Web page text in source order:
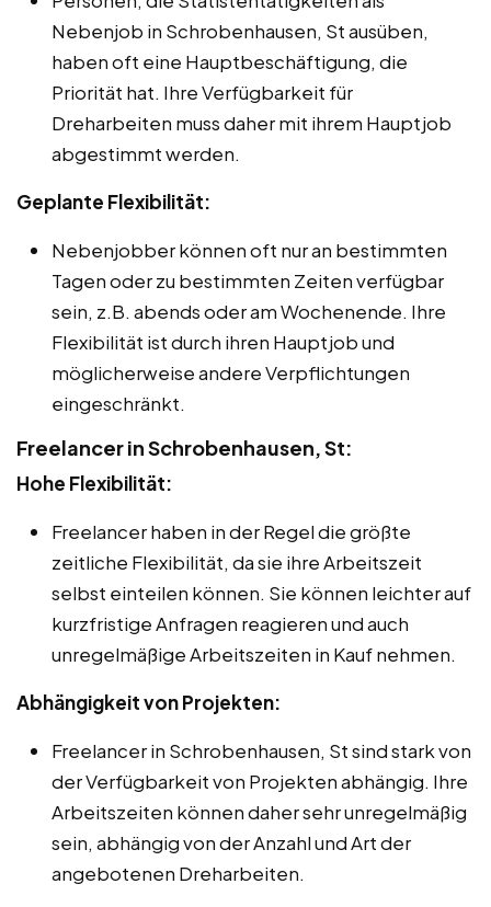
Nebenjob in Schrobenhausen, St ausüben,
haben oft eine Hauptbeschäftigung, die
Priorität hat. Ihre Verfügbarkeit für
Dreharbeiten muss daher mit ihrem Hauptjob
abgestimmt werden.
Geplante Flexibilität:
Nebenjobber können oft nur an bestimmten
Tagen oder zu bestimmten Zeiten verfügbar
sein, z.B. abends oder am Wochenende. Ihre
Flexibilität ist durch ihren Hauptjob und
möglicherweise andere Verpflichtungen
eingeschränkt.
Freelancer in Schrobenhausen, St:
Hohe Flexibilität:
Freelancer haben in der Regel die größte
zeitliche Flexibilität, da sie ihre Arbeitszeit
selbst einteilen können. Sie können leichter auf
kurzfristige Anfragen reagieren und auch
unregelmäßige Arbeitszeiten in Kauf nehmen.
Abhängigkeit von Projekten:
Freelancer in Schrobenhausen, St sind stark von
der Verfügbarkeit von Projekten abhängig. Ihre
Arbeitszeiten können daher sehr unregelmäßig
sein, abhängig von der Anzahl und Art der
angebotenen Dreharbeiten.